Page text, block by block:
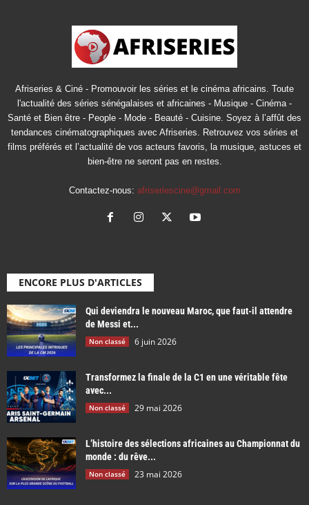
Afriseries & Ciné - Promouvoir les séries et le cinéma africains. Toute
l'actualité des séries sénégalaises et africaines - Musique - Cinéma -
Santé et Bien être - People - Mode - Beauté - Cuisine. Soyez à l’affût des
tendances cinématographiques avec Afriseries. Retrouvez vos séries et
films préférés et l’actualité de vos acteurs favoris, la musique, astuces et
bien-être ne seront pas en restes.
Contactez-nous: afriseriescine@gmail.com
ENCORE PLUS D'ARTICLES
Qui deviendra le nouveau Maroc, que faut-il attendre
de Messi et...
Non classé 6 juin 2026
Transformez la finale de la C1 en une véritable fête
avec...
Non classé 29 mai 2026
L’histoire des sélections africaines au Championnat du
monde : du rêve...
Non classé 23 mai 2026